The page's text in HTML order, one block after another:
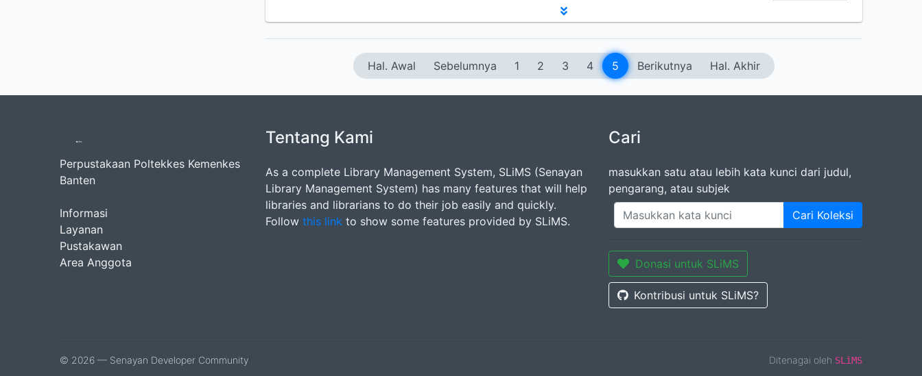
Hal. Awal Sebelumnya 1 2 3 4 5 Berikutnya Hal. Akhir
Perpustakaan Poltekkes Kemenkes
Banten
Informasi
Layanan
Pustakawan
Area Anggota
Tentang Kami
As a complete Library Management System, SLiMS (Senayan
Library Management System) has many features that will help
libraries and librarians to do their job easily and quickly.
Follow this link to show some features provided by SLiMS.
Cari
masukkan satu atau lebih kata kunci dari judul,
pengarang, atau subjek
Cari Koleksi
Donasi untuk SLiMS
Kontribusi untuk SLiMS?
© 2026 — Senayan Developer Community Ditenagai oleh SLiMS